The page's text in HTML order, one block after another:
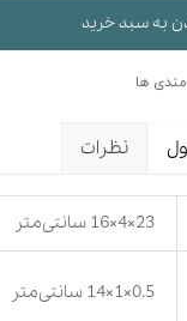
به سبد خرید
ها
نظرات
23×4×16 سانتی‌متر
0.5×1×14 سانتی‌متر